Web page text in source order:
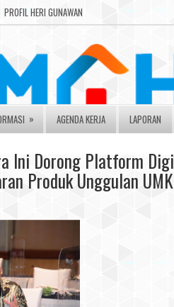
PROFIL HERI GUNAWAN
» AGENDA KERJA LAPORAN
Ini Dorong Platform
Produk Unggulan